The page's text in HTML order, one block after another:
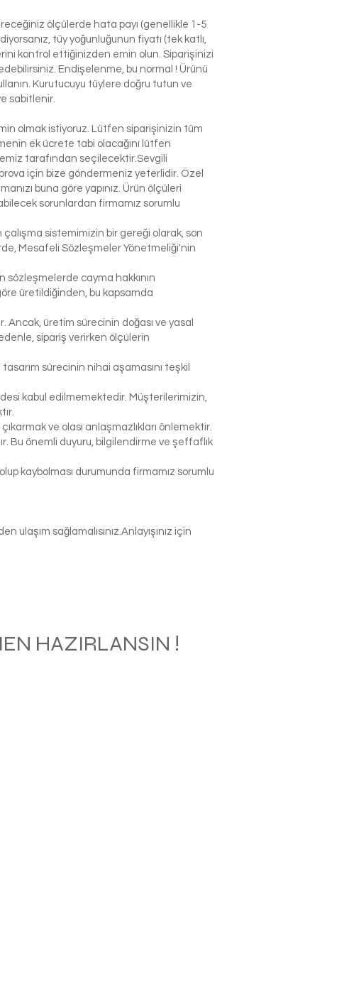
ölçülerde hata payı (genellikle 1-5
tüy yoğunluğunun fiyatı (tek katlı,
kontrol ettiğinizden emin olun. Siparişinizi
Endişelenme, bu normal ! Ürünü
Kurutucuyu tüylere doğru tutun ve
sabitlenir.
olmak istiyoruz. Lütfen siparişinizin tüm
ek ücrete tabi olacağını lütfen
tarafından seçilecektir.Sevgili
için bize göndermeniz yeterlidir. Özel
buna göre yapınız. Ürün ölçüleri
sorunlardan firmamız sorumlu
sistemimizin bir gereği olarak, son
Mesafeli Sözleşmeler Yönetmeliği'nin
sözleşmelerde cayma hakkının
üretildiğinden, bu kapsamda
Ancak, üretim sürecinin doğası ve yasal
sipariş verirken ölçülerin
sürecinin nihai aşamasını teşkil
kabul edilmemektedir. Müşterilerimizin,
ve olası anlaşmazlıkları önlemektir.
Bu önemli duyuru, bilgilendirme ve şeffaflık
kaybolması durumunda firmamız sorumlu
ulaşım sağlamalısınız.Anlayışınız için
HAZIRLANSIN !